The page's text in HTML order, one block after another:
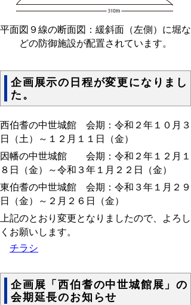
平面図９線の断面図：緩斜面（左側）に堀な
どの防御施設が配置されています。
企画展示の日程が変更になりまし
た。
西伯耆の中世城館 会期：令和２年１０月３
日（土）～１２月１１日（金）
因幡の中世城館 会期：令和２年１２月１
８日（金）～令和３年１月２２日（金）
東伯耆の中世城館 会期：令和３年１月２９
日（金）～２月２６日（金）
上記のとおり変更となりましたので、よろし
くお願いします。
チラシ
企画展「西伯耆の中世城館展」の
会期延長のお知らせ